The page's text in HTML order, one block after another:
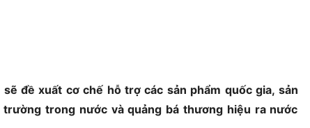
đề xuất cơ chế hỗ trợ các sản phẩm quốc gia, sản
trong nước và quảng bá thương hiệu ra nước